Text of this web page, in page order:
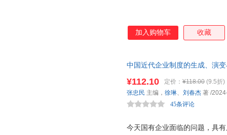
加入购物车 收藏
中国近代企业制度的生成、演
今天国有企业面临的问题，具
¥112.10 定价： ¥118.00 (9.5折)
45条评论
张忠民 主编， 徐琳、 刘春杰 著 /